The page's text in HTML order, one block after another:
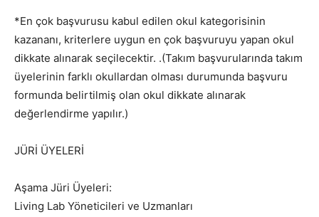
*En çok başvurusu kabul edilen okul kategorisinin
kazananı, kriterlere uygun en çok başvuruyu yapan okul
dikkate alınarak seçilecektir. .(Takım başvurularında takım
üyelerinin farklı okullardan olması durumunda başvuru
formunda belirtilmiş olan okul dikkate alınarak
değerlendirme yapılır.)
JÜRİ ÜYELERİ
Aşama Jüri Üyeleri:
Living Lab Yöneticileri ve Uzmanları